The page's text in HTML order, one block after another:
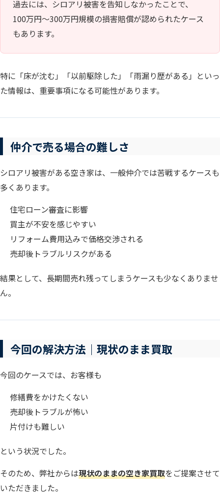
過去には、シロアリ被害を告知しなかったことで、
100万円〜300万円規模の損害賠償が認められたケース
もあります。
特に「床が沈む」「以前駆除した」「雨漏り歴がある」といっ
た情報は、重要事項になる可能性があります。
仲介で売る場合の難しさ
シロアリ被害がある空き家は、一般仲介では苦戦するケースも
多くあります。
住宅ローン審査に影響
買主が不安を感じやすい
リフォーム費用込みで価格交渉される
売却後トラブルリスクがある
結果として、長期間売れ残ってしまうケースも少なくありませ
ん。
今回の解決方法｜現状のまま買取
今回のケースでは、お客様も
修繕費をかけたくない
売却後トラブルが怖い
片付けも難しい
という状況でした。
そのため、弊社からは現状のままの空き家買取をご提案させて
いただきました。